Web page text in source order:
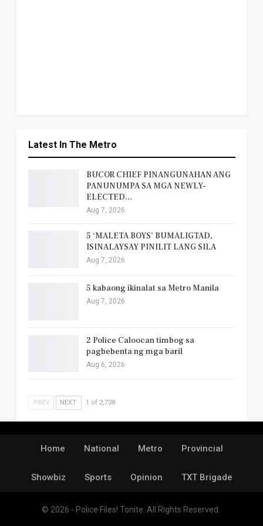
Latest In The Metro
BUCOR CHIEF PINANGUNAHAN ANG
PANUNUMPA SA MGA NEWLY-
ELECTED…
Aug 7, 2026
5 ‘MALETA BOYS’ BUMALIGTAD,
ISINALAYSAY PINILIT LANG SILA
Aug 7, 2026
5 kabaong ikinalat sa Metro Manila
Aug 7, 2026
2 Police Caloocan timbog sa
pagbebenta ng mga baril
Aug 6, 2026
PREV NEXT 1 of 2,738
Home National Metro Provincial
Showbiz Sports Opinion TXT Brigade
© 2026 - Police Files! Tonite. All Rights Reserved.